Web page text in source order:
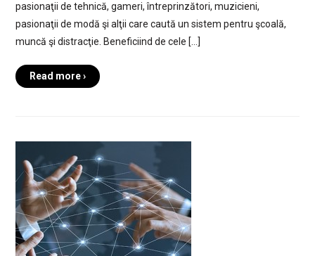
pasionaţii de tehnică, gameri, întreprinzători, muzicieni,
pasionaţii de modă şi alţii care caută un sistem pentru şcoală,
muncă şi distracţie. Beneficiind de cele […]
Read more ›